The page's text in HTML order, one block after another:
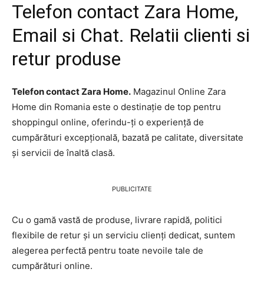
Telefon contact Zara Home,
Email si Chat. Relatii clienti si
retur produse
Telefon contact Zara Home. Magazinul Online Zara
Home din Romania este o destinație de top pentru
shoppingul online, oferindu-ți o experiență de
cumpărături excepțională, bazată pe calitate, diversitate
și servicii de înaltă clasă.
PUBLICITATE
Cu o gamă vastă de produse, livrare rapidă, politici
flexibile de retur și un serviciu clienți dedicat, suntem
alegerea perfectă pentru toate nevoile tale de
cumpărături online.